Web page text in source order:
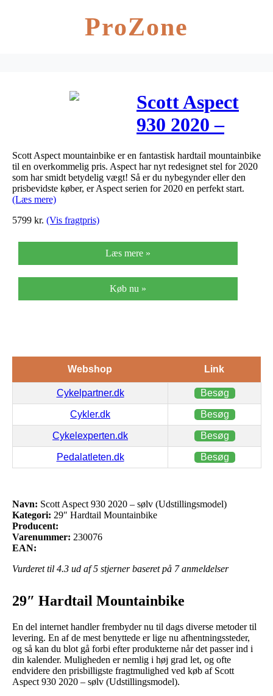
ProZone
Scott Aspect
930 2020 –
sølv
Scott Aspect mountainbike er en fantastisk hardtail mountainbike
til en overkommelig pris. Aspect har nyt redesignet stel for 2020
som har smidt betydelig vægt! Så er du nybegynder eller den
prisbevidste køber, er Aspect serien for 2020 en perfekt start.
(Læs mere)
5799 kr. (Vis fragtpris)
Læs mere »
Køb nu »
Webshop Link
Cykelpartner.dk Besøg
Cykler.dk Besøg
Cykelexperten.dk Besøg
Pedalatleten.dk Besøg
Navn: Scott Aspect 930 2020 – sølv (Udstillingsmodel)
Kategori: 29″ Hardtail Mountainbike
Producent:
Varenummer: 230076
EAN:
Vurderet til 4.3 ud af 5 stjerner baseret på 7anmeldelser
29″ Hardtail Mountainbike
En del internet handler frembyder nu til dags diverse metoder til
levering. En af de mest benyttede er lige nu afhentningssteder,
og så kan du blot gå forbi efter produkterne når det passer ind i
din kalender. Muligheden er nemlig i høj grad let, og ofte
endvidere den prisbilligste fragtmulighed ved køb af Scott
Aspect 930 2020 – sølv (Udstillingsmodel).